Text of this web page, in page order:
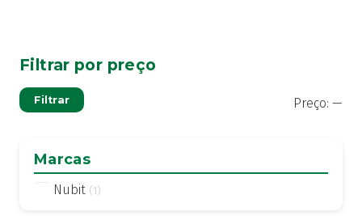
Filtrar por preço
Filtrar Preço: —
Marcas
Nubit (1)